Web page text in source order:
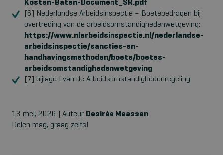
Kosten-Baten-Document_SR.pdf
[6] Nederlandse Arbeidsinspectie – Boetebedragen bij
overtreding van de arbeidsomstandighedenwetgeving:
https://www.nlarbeidsinspectie.nl/nederlandse-
arbeidsinspectie/sancties-en-
handhavingsmethoden/boete/boetes-
arbeidsomstandighedenwetgeving
[7] bijlage I van de Arbeidsomstandighedenregeling
13 mei, 2026 | Auteur Desirée Maassen
Delen mag, graag zelfs!